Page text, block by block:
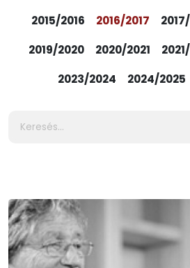
2015/2016
2016/2017
2019/2020
2020/2021
2023/2024
2024/2025